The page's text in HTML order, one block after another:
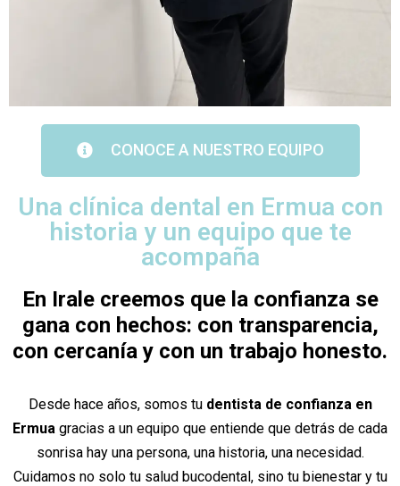
CONOCE A NUESTRO EQUIPO
Una clínica dental en Ermua con
historia y un equipo que te
acompaña
En Irale creemos que la confianza se
gana con hechos: con transparencia,
con cercanía y con un trabajo honesto.
Desde hace años, somos tu dentista de confianza en
Ermua gracias a un equipo que entiende que detrás de cada
sonrisa hay una persona, una historia, una necesidad.
Cuidamos no solo tu salud bucodental, sino tu bienestar y tu